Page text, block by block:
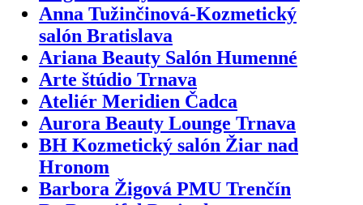
Anna Tužinčinová-Kozmetický
salón Bratislava
Ariana Beauty Salón Humenné
Arte štúdio Trnava
Ateliér Meridien Čadca
Aurora Beauty Lounge Trnava
BH Kozmetický salón Žiar nad
Hronom
Barbora Žigová PMU Trenčín